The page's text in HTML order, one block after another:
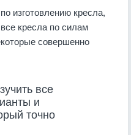
изготовлению кресла,
кресла по силам
совершенно
все
и
точно